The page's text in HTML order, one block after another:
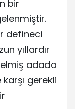
bir
defineci
yıllardır
adada
gerekli